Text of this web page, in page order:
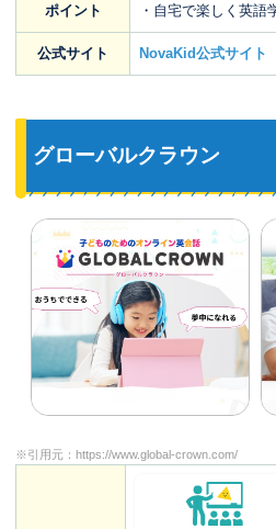
ポイント
・自宅で楽しく英語
公式サイト NovaKid公式サイト
グローバルクラウン
※引用元： https://www.global-crown.com/